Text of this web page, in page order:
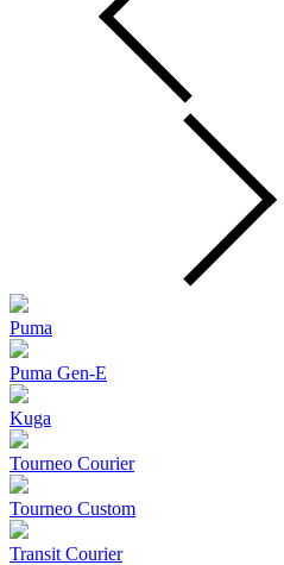
Puma
Puma Gen‑E
Kuga
Tourneo Courier
Tourneo Custom
Transit Courier